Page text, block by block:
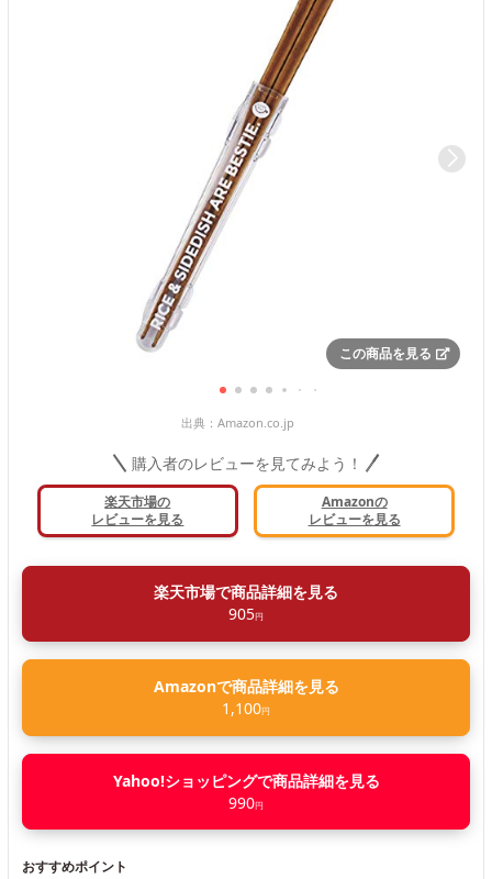
この商品を見る
出典： Amazon.co.jp
購入者のレビューを見てみよう！
楽天市場の
レビューを見る
Amazonの
レビューを見る
楽天市場で商品詳細を見る
905円
Amazonで商品詳細を見る
1,100円
Yahoo!ショッピングで商品詳細を見る
990円
おすすめポイント